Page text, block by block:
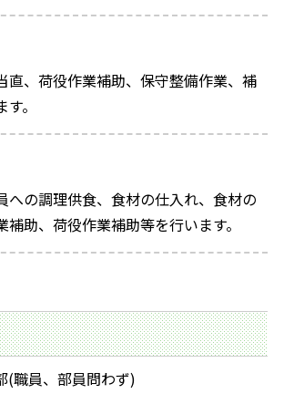
直、荷役作業補助、保守整備作業、補
。
への調理供食、食材の仕入れ、食材の
助、荷役作業補助等を行います。
(職員、部員問わず)